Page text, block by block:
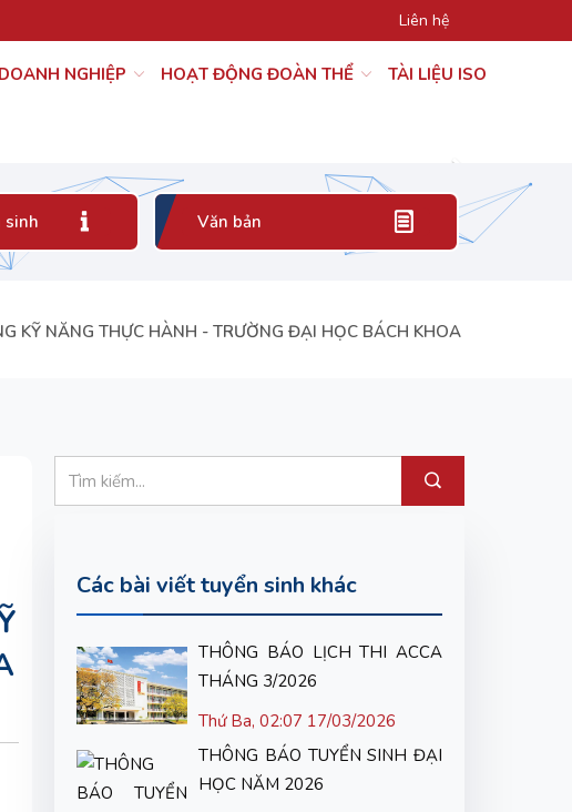
Liên hệ
NGHIỆP HOẠT ĐỘNG ĐOÀN THỂ TÀI LIỆU ISO
sinh Văn bản
KỸ NĂNG THỰC HÀNH - TRƯỜNG ĐẠI HỌC BÁCH KHOA
Các bài viết tuyển sinh khác
THÔNG BÁO LỊCH THI ACCA
THÁNG 3/2026
Thứ Ba, 02:07 17/03/2026
THÔNG BÁO TUYỂN SINH ĐẠI
HỌC NĂM 2026